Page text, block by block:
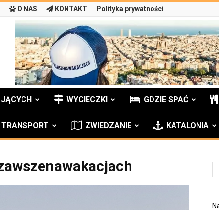
O NAS KONTAKT Polityka prywatności
WYCIECZKI GDZIE SPAĆ
TRANSPORT ZWIEDZANIE KATALONIA